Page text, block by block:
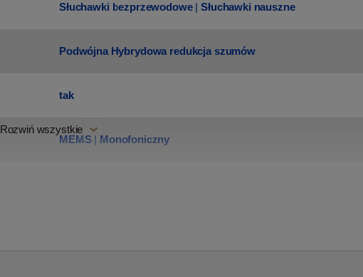
Słuchawki bezprzewodowe|Słuchawki nauszne
Podwójna Hybrydowa redukcja szumów
tak
MEMS| Monofoniczny
Rozwiń wszystkie